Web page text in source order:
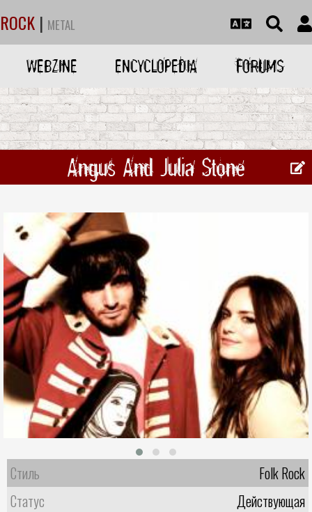
ROCK | METAL
WEBZINE ENCYCLOPEDIA FORUMS
Angus And Julia Stone
Стиль
Folk Rock
Статус
Действующая